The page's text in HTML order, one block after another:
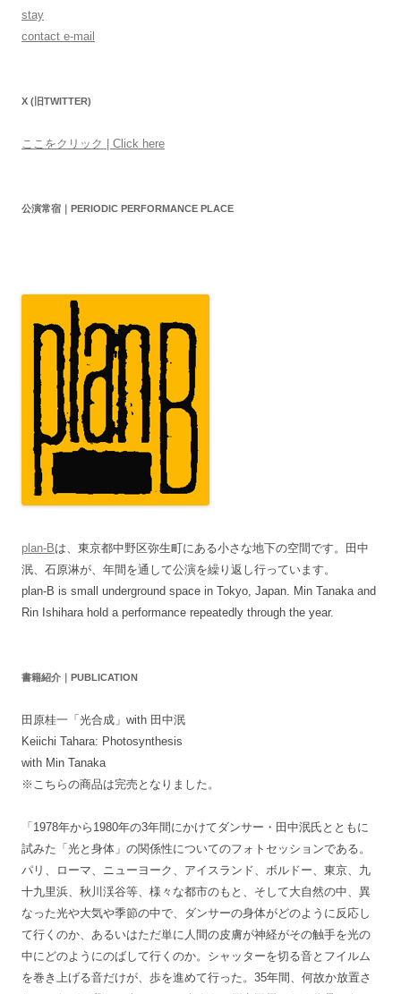
stay
contact e-mail
X (旧TWITTER)
ここをクリック | Click here
公演常宿｜PERIODIC PERFORMANCE PLACE
plan-Bは、東京都中野区弥生町にある小さな地下の空間です。田中
泯、石原淋が、年間を通して公演を繰り返し行っています。
plan-B is small underground space in Tokyo, Japan. Min Tanaka and
Rin Ishihara hold a performance repeatedly through the year.
書籍紹介｜PUBLICATION
田原桂一「光合成」with 田中泯
Keiichi Tahara: Photosynthesis
with Min Tanaka
※こちらの商品は完売となりました。
「1978年から1980年の3年間にかけてダンサー・田中泯氏とともに
試みた「光と身体」の関係性についてのフォトセッションである。
パリ、ローマ、ニューヨーク、アイスランド、ボルドー、東京、九
十九里浜、秋川渓谷等、様々な都市のもと、そして大自然の中、異
なった光や大気や季節の中で、ダンサーの身体がどのように反応し
て行くのか、あるいはただ単に人間の皮膚が神経がその触手を光の
中にどのようにのばして行くのか。シャッターを切る音とフイルム
を巻き上げる音だけが、歩を進めて行った。35年間、何故か放置さ